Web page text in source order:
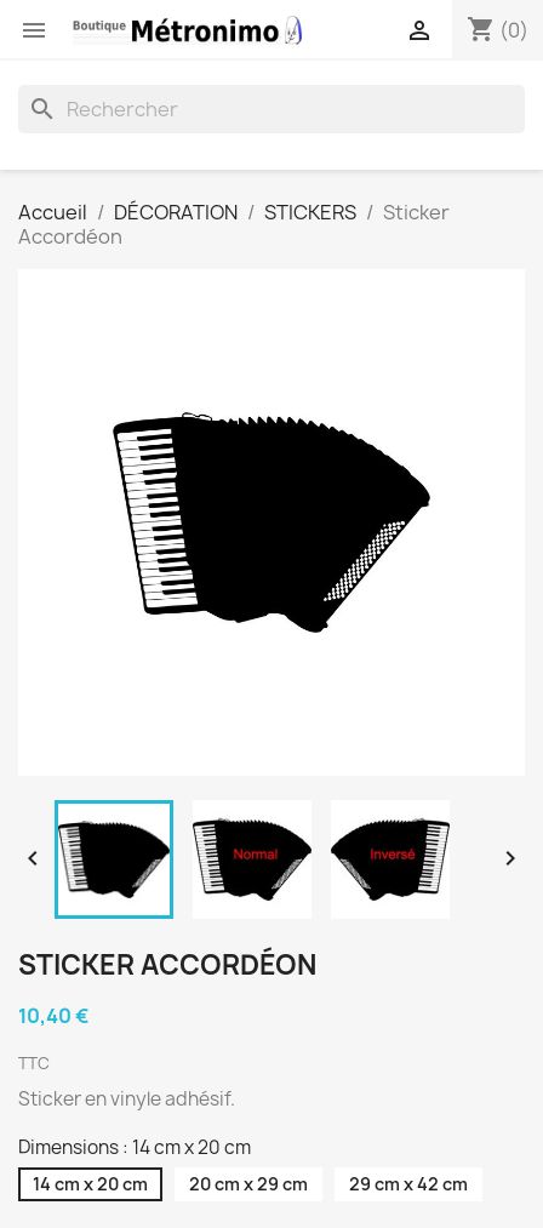
 shopping_cart (0)

search
Accueil DÉCORATION STICKERS
Sticker
Accordéon
 
STICKER ACCORDÉON
10,40 €
TTC
Sticker en vinyle adhésif.
Dimensions : 14 cm x 20 cm
14 cm x 20 cm 20 cm x 29 cm 29 cm x 42 cm